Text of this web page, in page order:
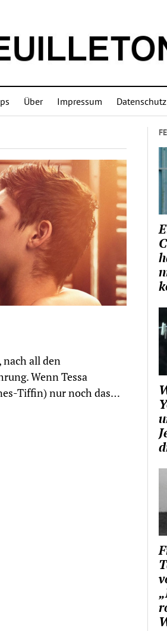
Über Impressum Datenschutz
nach all den
Wenn Tessa
Tiffin) nur noch das…